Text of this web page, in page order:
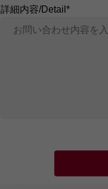
詳細内容/Detail*